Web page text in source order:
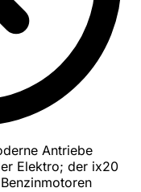
Antriebe
Elektro; der ix20